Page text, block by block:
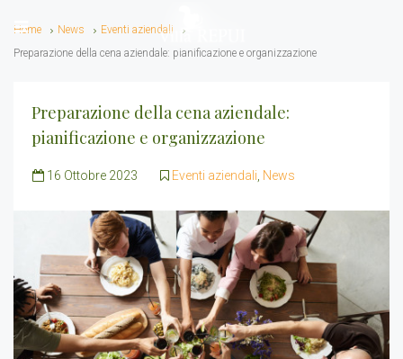
Home News
Eventi aziendali
Preparazione della cena aziendale: pianificazione e organizzazione
Preparazione della cena aziendale:
pianificazione e organizzazione
16 Ottobre 2023 Eventi aziendali News